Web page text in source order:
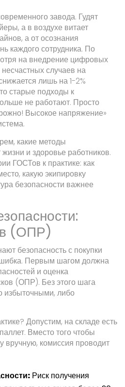
завода. Гудят
а в воздухе витает
а от осознания
каждого сотрудника. По
на внедрение цифровых
случаев на
лишь на 1-2%
старые подходы к
не работают. Просто
Высокое напряжение»
какие методы
и здоровье работников.
ГОСТов к практике: как
какую экипировку
безопасности важнее
(ОПР)
безопасность с покупки
Первым шагом должна
и оценка
(ОПР). Без этого шага
избыточными, либо
Допустим, на складе есть
Вместо того чтобы
вручную, комиссия проводит
Риск получения